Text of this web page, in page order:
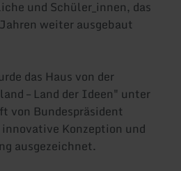
und Schüler_innen, das
weiter ausgebaut
das Haus von der
– Land der Ideen" unter
von Bundespräsident
Konzeption und
ausgezeichnet.